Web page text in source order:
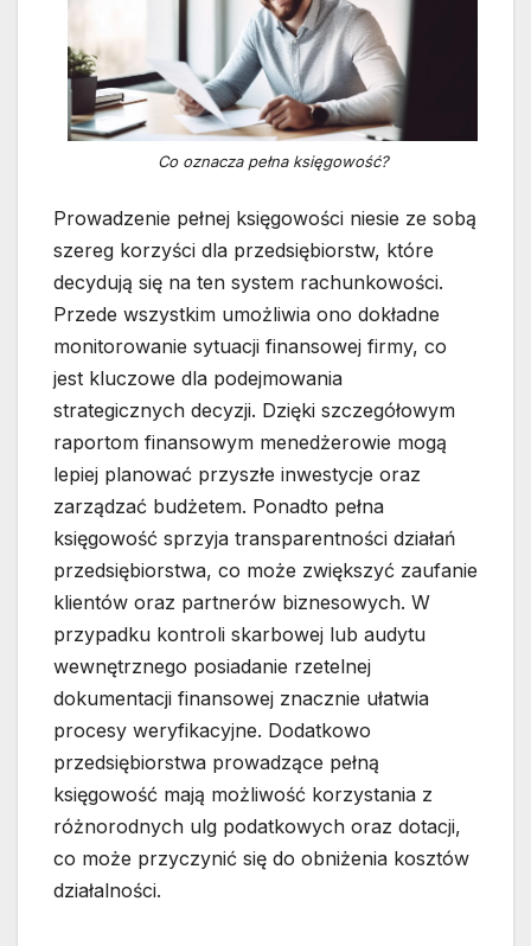
Co oznacza pełna księgowość?
Prowadzenie pełnej księgowości niesie ze sobą
szereg korzyści dla przedsiębiorstw, które
decydują się na ten system rachunkowości.
Przede wszystkim umożliwia ono dokładne
monitorowanie sytuacji finansowej firmy, co
jest kluczowe dla podejmowania
strategicznych decyzji. Dzięki szczegółowym
raportom finansowym menedżerowie mogą
lepiej planować przyszłe inwestycje oraz
zarządzać budżetem. Ponadto pełna
księgowość sprzyja transparentności działań
przedsiębiorstwa, co może zwiększyć zaufanie
klientów oraz partnerów biznesowych. W
przypadku kontroli skarbowej lub audytu
wewnętrznego posiadanie rzetelnej
dokumentacji finansowej znacznie ułatwia
procesy weryfikacyjne. Dodatkowo
przedsiębiorstwa prowadzące pełną
księgowość mają możliwość korzystania z
różnorodnych ulg podatkowych oraz dotacji,
co może przyczynić się do obniżenia kosztów
działalności.